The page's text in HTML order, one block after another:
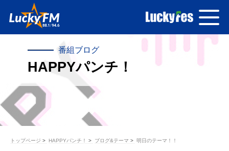
番組ブログ
HAPPYパンチ！
トップページ HAPPYパンチ！ ブログ&テーマ 明日のテーマ！！